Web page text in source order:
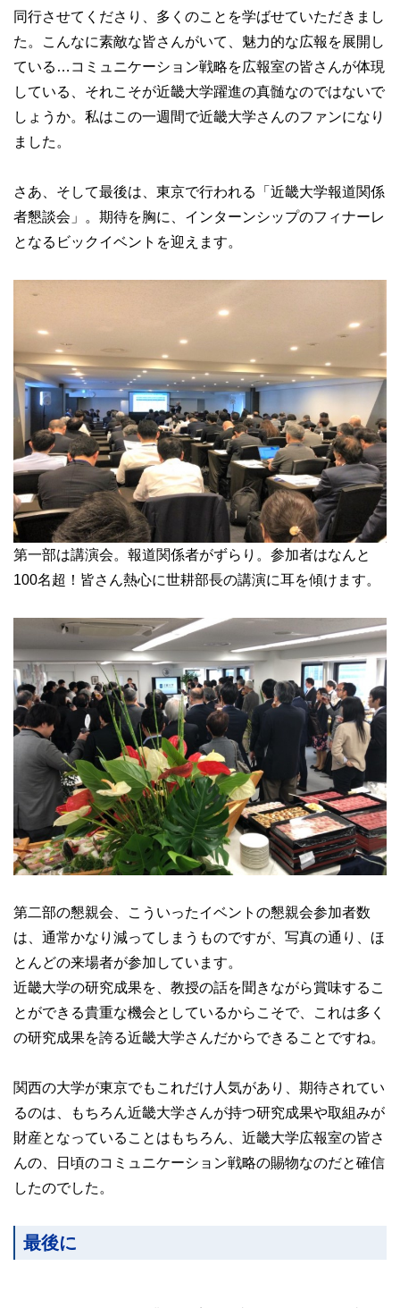
同行させてくださり、多くのことを学ばせていただきまし
た。こんなに素敵な皆さんがいて、魅力的な広報を展開し
ている…コミュニケーション戦略を広報室の皆さんが体現
している、それこそが近畿大学躍進の真髄なのではないで
しょうか。私はこの一週間で近畿大学さんのファンになり
ました。
さあ、そして最後は、東京で行われる「近畿大学報道関係
者懇談会」。期待を胸に、インターンシップのフィナーレ
となるビックイベントを迎えます。
第一部は講演会。報道関係者がずらり。参加者はなんと
100名超！皆さん熱心に世耕部長の講演に耳を傾けます。
第二部の懇親会、こういったイベントの懇親会参加者数
は、通常かなり減ってしまうものですが、写真の通り、ほ
とんどの来場者が参加しています。
近畿大学の研究成果を、教授の話を聞きながら賞味するこ
とができる貴重な機会としているからこそで、これは多く
の研究成果を誇る近畿大学さんだからできることですね。
関西の大学が東京でもこれだけ人気があり、期待されてい
るのは、もちろん近畿大学さんが持つ研究成果や取組みが
財産となっていることはもちろん、近畿大学広報室の皆さ
んの、日頃のコミュニケーション戦略の賜物なのだと確信
したのでした。
最後に